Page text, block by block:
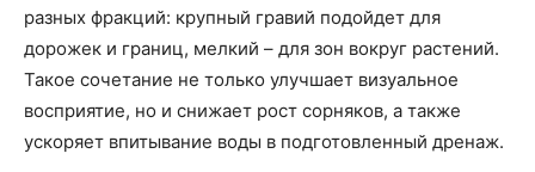
разных фракций: крупный гравий подойдет для
дорожек и границ, мелкий – для зон вокруг растений.
Такое сочетание не только улучшает визуальное
восприятие, но и снижает рост сорняков, а также
ускоряет впитывание воды в подготовленный дренаж.